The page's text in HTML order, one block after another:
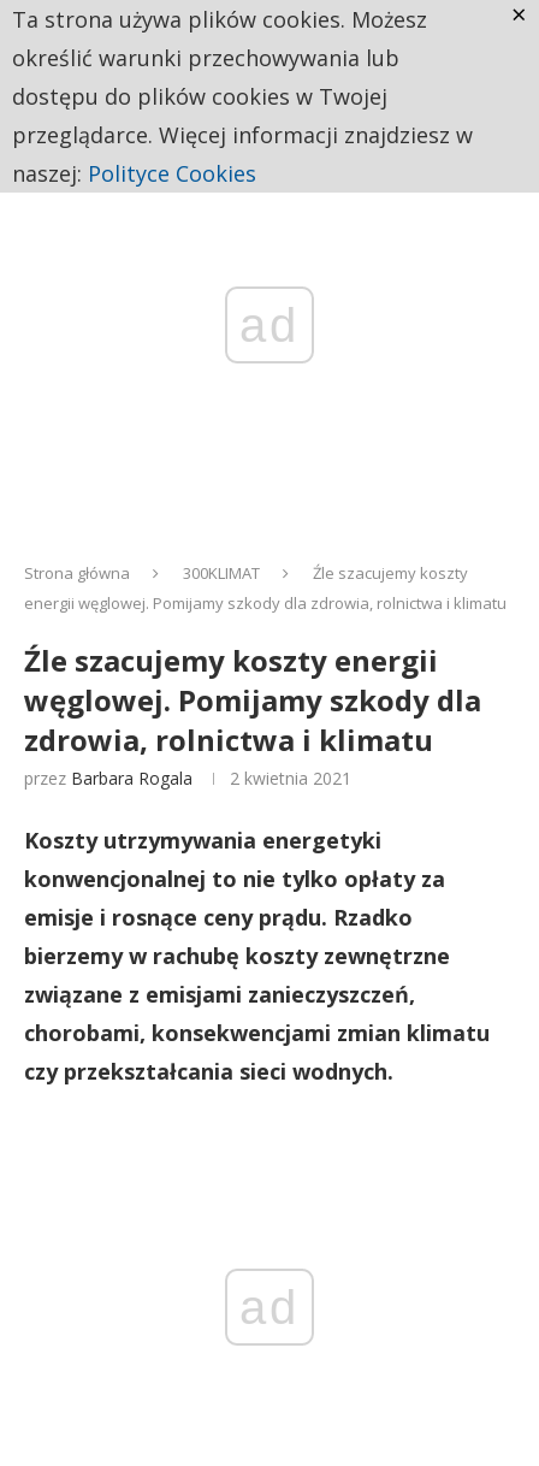
ad
Strona główna 300KLIMAT
Źle szacujemy koszty
energii węglowej. Pomijamy szkody dla zdrowia, rolnictwa i klimatu
Źle szacujemy koszty energii
węglowej. Pomijamy szkody dla
zdrowia, rolnictwa i klimatu
przez Barbara Rogala 2 kwietnia 2021
Koszty utrzymywania energetyki
konwencjonalnej to nie tylko opłaty za
emisje i rosnące ceny prądu. Rzadko
bierzemy w rachubę koszty zewnętrzne
związane z emisjami zanieczyszczeń,
chorobami, konsekwencjami zmian klimatu
czy przekształcania sieci wodnych.
ad
Ta strona używa plików cookies. Możesz
określić warunki przechowywania lub
dostępu do plików cookies w Twojej
przeglądarce. Więcej informacji znajdziesz w
naszej: Polityce Cookies
×